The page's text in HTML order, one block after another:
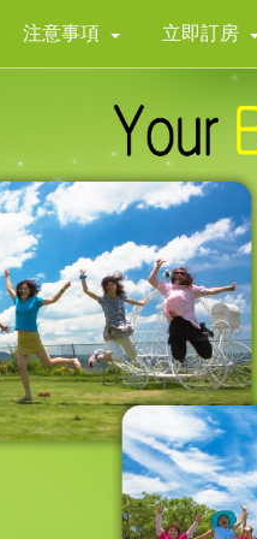
注意事項 立即訂房